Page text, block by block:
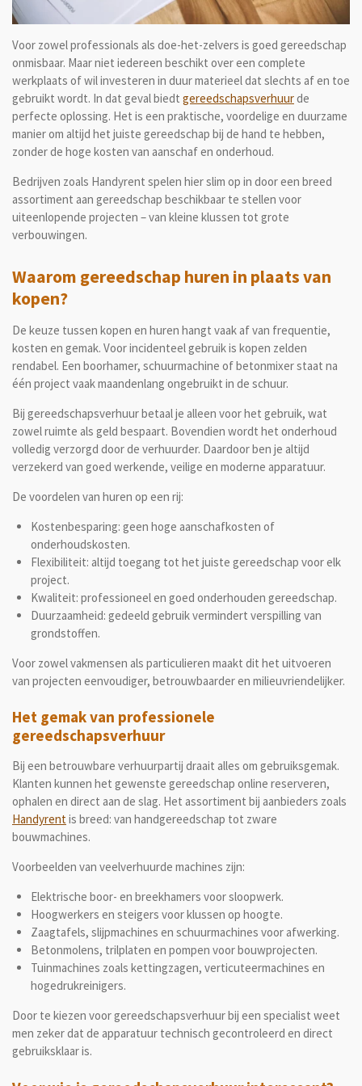
Voor zowel professionals als doe-het-zelvers is goed gereedschap
onmisbaar. Maar niet iedereen beschikt over een complete
werkplaats of wil investeren in duur materieel dat slechts af en toe
gebruikt wordt. In dat geval biedt gereedschapsverhuurde
perfecte oplossing. Het is een praktische, voordelige en duurzame
manier om altijd het juiste gereedschap bij de hand te hebben,
zonder de hoge kosten van aanschaf en onderhoud.
Bedrijven zoals Handyrent spelen hier slim op in door een breed
assortiment aan gereedschap beschikbaar te stellen voor
uiteenlopende projecten – van kleine klussen tot grote
verbouwingen.
Waarom gereedschap huren in plaats van
kopen?
De keuze tussen kopen en huren hangt vaak af van frequentie,
kosten en gemak. Voor incidenteel gebruik is kopen zelden
rendabel. Een boorhamer, schuurmachine of betonmixer staat na
één project vaak maandenlang ongebruikt in de schuur.
Bij gereedschapsverhuur betaal je alleen voor het gebruik, wat
zowel ruimte als geld bespaart. Bovendien wordt het onderhoud
volledig verzorgd door de verhuurder. Daardoor ben je altijd
verzekerd van goed werkende, veilige en moderne apparatuur.
De voordelen van huren op een rij:
Kostenbesparing: geen hoge aanschafkosten of
onderhoudskosten.
Flexibiliteit: altijd toegang tot het juiste gereedschap voor elk
project.
Kwaliteit: professioneel en goed onderhouden gereedschap.
Duurzaamheid: gedeeld gebruik vermindert verspilling van
grondstoffen.
Voor zowel vakmensen als particulieren maakt dit het uitvoeren
van projecten eenvoudiger, betrouwbaarder en milieuvriendelijker.
Het gemak van professionele
gereedschapsverhuur
Bij een betrouwbare verhuurpartij draait alles om gebruiksgemak.
Klanten kunnen het gewenste gereedschap online reserveren,
ophalen en direct aan de slag. Het assortiment bij aanbieders zoals
Handyrentis breed: van handgereedschap tot zware
bouwmachines.
Voorbeelden van veelverhuurde machines zijn:
Elektrische boor- en breekhamers voor sloopwerk.
Hoogwerkers en steigers voor klussen op hoogte.
Zaagtafels, slijpmachines en schuurmachines voor afwerking.
Betonmolens, trilplaten en pompen voor bouwprojecten.
Tuinmachines zoals kettingzagen, verticuteermachines en
hogedrukreinigers.
Door te kiezen voor gereedschapsverhuur bij een specialist weet
men zeker dat de apparatuur technisch gecontroleerd en direct
gebruiksklaar is.